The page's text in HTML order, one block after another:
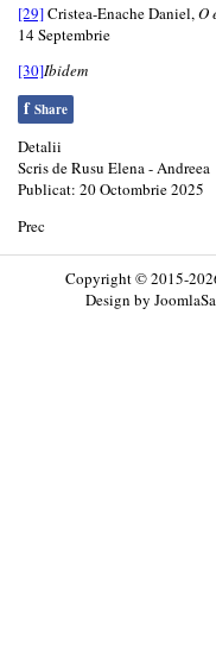
[29]Cristea-Enache Daniel,O
14 Septembrie
[30]Ibidem
f Share
Detalii
Scris deRusu Elena - Andreea
Publicat: 20 Octombrie 2025
Prec
Copyright © 2015-
Design by